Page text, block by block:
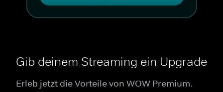
Gib deinem Streaming ein Upgrade
Erleb jetzt die Vorteile von WOW Premium.